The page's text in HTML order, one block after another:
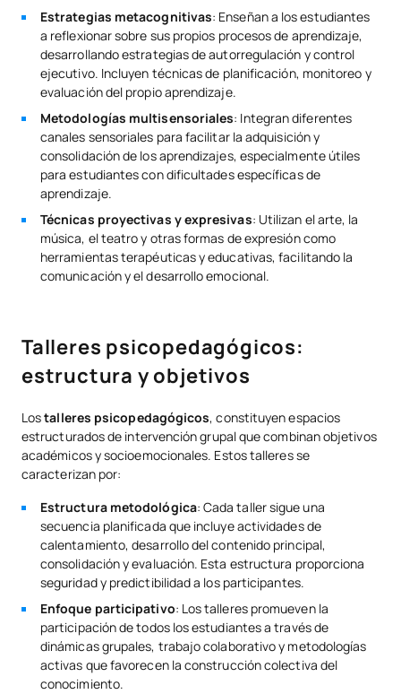
Estrategias metacognitivas: Enseñan a los estudiantes
a reflexionar sobre sus propios procesos de aprendizaje,
desarrollando estrategias de autorregulación y control
ejecutivo. Incluyen técnicas de planificación, monitoreo y
evaluación del propio aprendizaje.
Metodologías multisensoriales: Integran diferentes
canales sensoriales para facilitar la adquisición y
consolidación de los aprendizajes, especialmente útiles
para estudiantes con dificultades específicas de
aprendizaje.
Técnicas proyectivas y expresivas: Utilizan el arte, la
música, el teatro y otras formas de expresión como
herramientas terapéuticas y educativas, facilitando la
comunicación y el desarrollo emocional.
Talleres psicopedagógicos:
estructura y objetivos
Lostalleres psicopedagógicos, constituyen espacios
estructurados de intervención grupal que combinan objetivos
académicos y socioemocionales. Estos talleres se
caracterizan por:
Estructura metodológica: Cada taller sigue una
secuencia planificada que incluye actividades de
calentamiento, desarrollo del contenido principal,
consolidación y evaluación. Esta estructura proporciona
seguridad y predictibilidad a los participantes.
Enfoque participativo: Los talleres promueven la
participación de todos los estudiantes a través de
dinámicas grupales, trabajo colaborativo y metodologías
activas que favorecen la construcción colectiva del
conocimiento.